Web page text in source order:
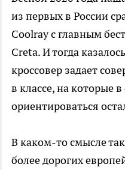
из первых в России
Coolray с главным
Creta. И тогда
кроссовер задает
в классе, на которые
ориентироваться
В каком-то смысле
более дорогих